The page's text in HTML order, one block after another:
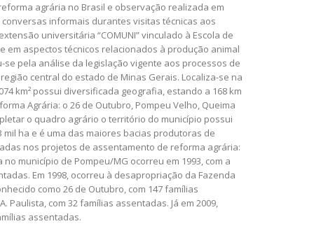
agrária no Brasil e observação realizada em
informais durantes visitas técnicas aos
universitária “COMUNI” vinculado à Escola de
em aspectos técnicos relacionados à produção animal
pela análise da legislação vigente aos processos de
central do estado de Minas Gerais. Localiza-se na
km² possui diversificada geografia, estando a 168 km
Agrária: o 26 de Outubro, Pompeu Velho, Queima
o quadro agrário o território do município possui
ha e é uma das maiores bacias produtoras de
nos projetos de assentamento de reforma agrária:
município de Pompeu/MG ocorreu em 1993, com a
Em 1998, ocorreu à desapropriação da Fazenda
como 26 de Outubro, com 147 famílias
com 32 famílias assentadas. Já em 2009,
assentadas.